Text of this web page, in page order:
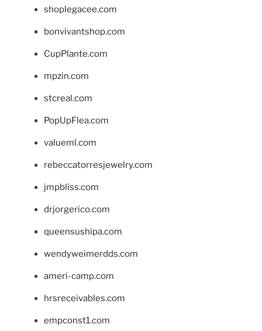
shoplegacee.com
bonvivantshop.com
CupPlante.com
mpzin.com
stcreal.com
PopUpFlea.com
valueml.com
rebeccatorresjewelry.com
jmpbliss.com
drjorgerico.com
queensushipa.com
wendyweimerdds.com
ameri-camp.com
hrsreceivables.com
empconst1.com